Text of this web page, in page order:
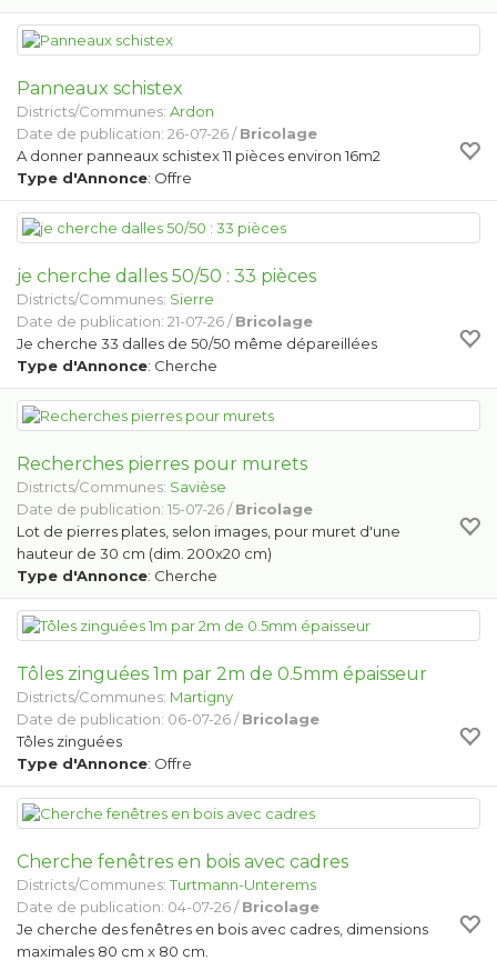
Panneaux schistex
Districts/Communes: Ardon
Date de publication: 26-07-26 /Bricolage
A donner panneaux schistex 11 pièces environ 16m2
Type d'Annonce: Offre
je cherche dalles 50/50 : 33 pièces
Districts/Communes: Sierre
Date de publication: 21-07-26 /Bricolage
Je cherche 33 dalles de 50/50 même dépareillées
Type d'Annonce: Cherche
Recherches pierres pour murets
Districts/Communes: Savièse
Date de publication: 15-07-26 /Bricolage
Lot de pierres plates, selon images, pour muret d'une
hauteur de 30 cm (dim. 200x20 cm)
Type d'Annonce: Cherche
Tôles zinguées 1m par 2m de 0.5mm épaisseur
Districts/Communes: Martigny
Date de publication: 06-07-26 /Bricolage
Tôles zinguées
Type d'Annonce: Offre
Cherche fenêtres en bois avec cadres
Districts/Communes:Turtmann-Unterems
Date de publication: 04-07-26 /Bricolage
Je cherche des fenêtres en bois avec cadres, dimensions
maximales 80 cm x 80 cm.